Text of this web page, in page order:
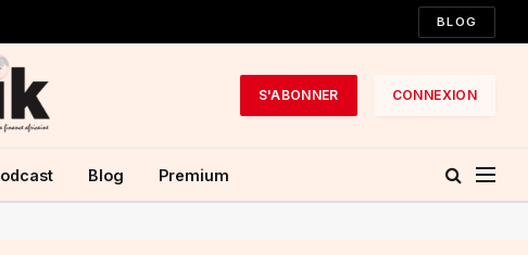
BLOG
S'ABONNER CONNEXION
Blog Premium